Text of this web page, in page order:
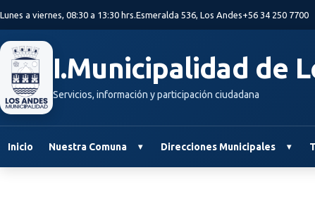
Lunes a viernes, 08:30 a 13:30 hrs.Esmeralda 536, Los Andes+56 34 250 7700
I.Municipalidad de
Servicios, información y participación ciudadana
Inicio Nuestra Comuna Direcciones Municipales